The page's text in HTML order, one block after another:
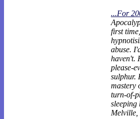
...For
first
abuse.
haven't.
please-
sulphur.
mastery
turn-of-
sleeping
Melville,